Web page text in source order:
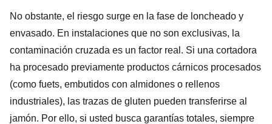
No obstante, el riesgo surge en la fase de loncheado y
envasado. En instalaciones que no son exclusivas, la
contaminación cruzada es un factor real. Si una cortadora
ha procesado previamente productos cárnicos procesados
(como fuets, embutidos con almidones o rellenos
industriales), las trazas de gluten pueden transferirse al
jamón. Por ello, si usted busca garantías totales, siempre